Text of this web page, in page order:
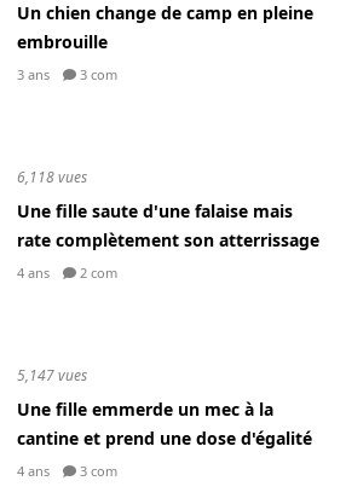
Un chien change de camp en pleine
embrouille
3 ans 3 com
6,118 vues
Une fille saute d'une falaise mais
rate complètement son atterrissage
4 ans 2 com
5,147 vues
Une fille emmerde un mec à la
cantine et prend une dose d'égalité
4 ans 3 com